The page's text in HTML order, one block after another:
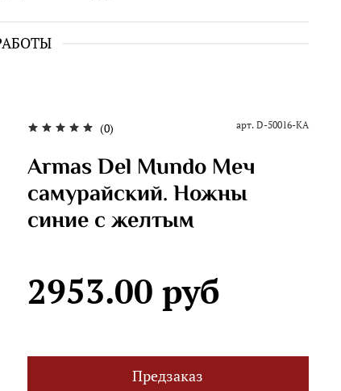
(0) арт. D-50016-KA
Armas Del Mundo Меч
самурайский. Ножны
синие с желтым
2953.00 руб
Предзаказ